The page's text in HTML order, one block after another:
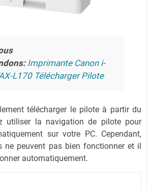
Imprimante Canon i-
L170 Télécharger Pilote
télécharger le pilote à partir du
utiliser la navigation de pilote pour
sur votre PC. Cependant,
ne peuvent pas bien fonctionner et il
automatiquement.